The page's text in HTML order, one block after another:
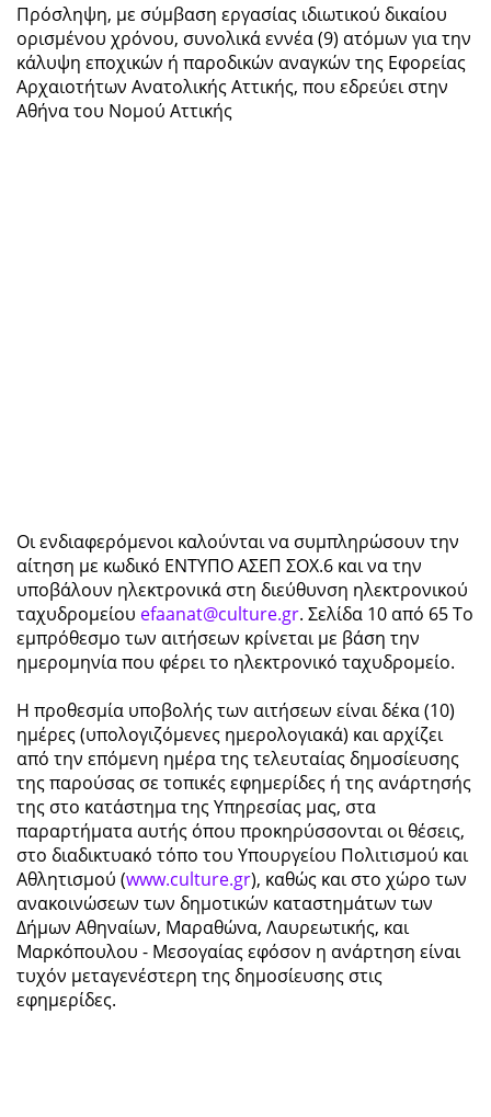
Πρόσληψη, με σύμβαση εργασίας ιδιωτικού δικαίου
ορισμένου χρόνου, συνολικά εννέα (9) ατόμων για την
κάλυψη εποχικών ή παροδικών αναγκών της Εφορείας
Αρχαιοτήτων Ανατολικής Αττικής, που εδρεύει στην
Αθήνα του Νομού Αττικής
Οι ενδιαφερόμενοι καλούνται να συμπληρώσουν την
αίτηση με κωδικό ΕΝΤΥΠΟ ΑΣΕΠ ΣΟΧ.6 και να την
υποβάλουν ηλεκτρονικά στη διεύθυνση ηλεκτρονικού
ταχυδρομείου efaanat@culture.gr. Σελίδα 10 από 65 Το
εμπρόθεσμο των αιτήσεων κρίνεται με βάση την
ημερομηνία που φέρει το ηλεκτρονικό ταχυδρομείο.
Η προθεσμία υποβολής των αιτήσεων είναι δέκα (10)
ημέρες (υπολογιζόμενες ημερολογιακά) και αρχίζει
από την επόμενη ημέρα της τελευταίας δημοσίευσης
της παρούσας σε τοπικές εφημερίδες ή της ανάρτησής
της στο κατάστημα της Υπηρεσίας μας, στα
παραρτήματα αυτής όπου προκηρύσσονται οι θέσεις,
στο διαδικτυακό τόπο του Υπουργείου Πολιτισμού και
Αθλητισμού (www.culture.gr), καθώς και στο χώρο των
ανακοινώσεων των δημοτικών καταστημάτων των
Δήμων Αθηναίων, Μαραθώνα, Λαυρεωτικής, και
Μαρκόπουλου - Μεσογαίας εφόσον η ανάρτηση είναι
τυχόν μεταγενέστερη της δημοσίευσης στις
εφημερίδες.